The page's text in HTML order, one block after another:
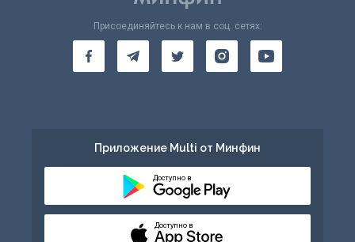
Присоединяйтесь к нам в соц. сетях:
Приложение Multi от Минфин
Доступно в
Доступно в